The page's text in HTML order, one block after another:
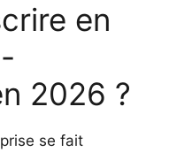
en
2026 ?
se fait